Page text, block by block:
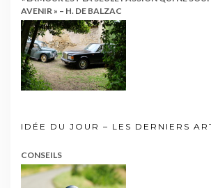
AVENIR » – H. DE BALZAC
IDÉE DU JOUR – LES DERNIERS
CONSEILS